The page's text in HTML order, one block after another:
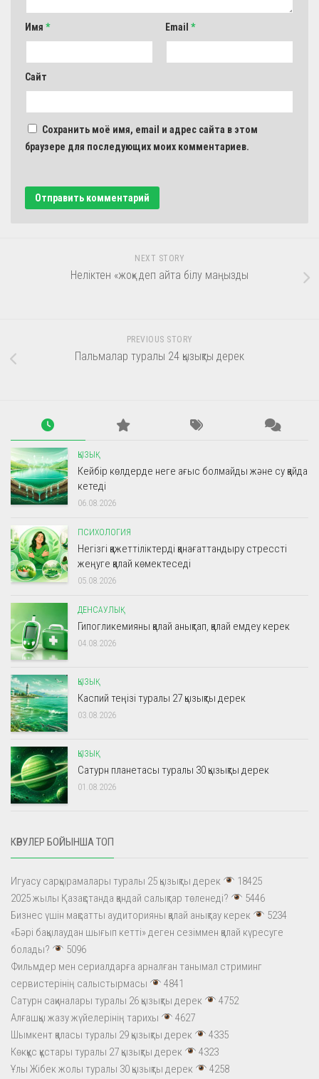
Имя * Email *
Сайт
Сохранить моё имя, email и адрес сайта в этом
браузере для последующих моих комментариев.
NEXT STORY
Неліктен «жоқ» деп айта білу маңызды
PREVIOUS STORY
Пальмалар туралы 24 қызықты дерек
ҚЫЗЫҚ
Кейбір көлдерде неге ағыс болмайды және су қайда
кетеді
06.08.2026
ПСИХОЛОГИЯ
Негізгі қажеттіліктерді қанағаттандыру стрессті
жеңуге қалай көмектеседі
05.08.2026
ДЕНСАУЛЫҚ
Гипогликемияны қалай анықтап, қалай емдеу керек
04.08.2026
ҚЫЗЫҚ
Каспий теңізі туралы 27 қызықты дерек
03.08.2026
ҚЫЗЫҚ
Сатурн планетасы туралы 30 қызықты дерек
01.08.2026
КӨРУЛЕР БОЙЫНША ТОП
Игуасу сарқырамалары туралы 25 қызықты дерек
18425
2025 жылы Қазақстанда қандай салықтар төленеді?
5446
Бизнес үшін мақсатты аудиторияны қалай анықтау керек
5234
«Бәрі бақылаудан шығып кетті» деген сезіммен қалай күресуге
болады?
5096
Фильмдер мен сериалдарға арналған танымал стриминг
сервистерінің салыстырмасы
4841
Сатурн сақиналары туралы 26 қызықты дерек
4752
Алғашқы жазу жүйелерінің тарихы
4627
Шымкент қаласы туралы 29 қызықты дерек
4335
Көкқұс құстары туралы 27 қызықты дерек
4323
Ұлы Жібек жолы туралы 30 қызықты дерек
4258